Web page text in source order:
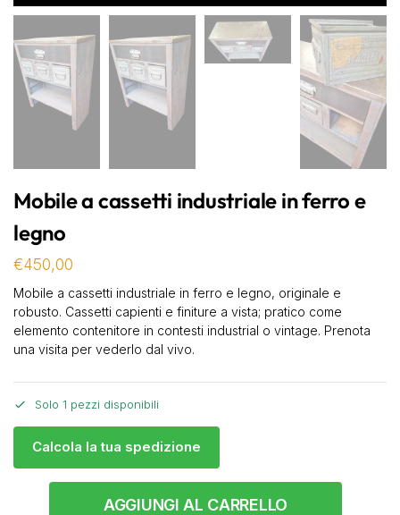
Mobile a cassetti industriale in ferro e
legno
€450,00
Mobile a cassetti industriale in ferro e legno, originale e
robusto. Cassetti capienti e finiture a vista; pratico come
elemento contenitore in contesti industrial o vintage. Prenota
una visita per vederlo dal vivo.
Solo 1 pezzi disponibili
Calcola la tua spedizione
AGGIUNGI AL CARRELLO